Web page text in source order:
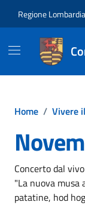
Regione Lombardia
Home / Vivere
Concerto dal
"La nuova musa
patatine, hod